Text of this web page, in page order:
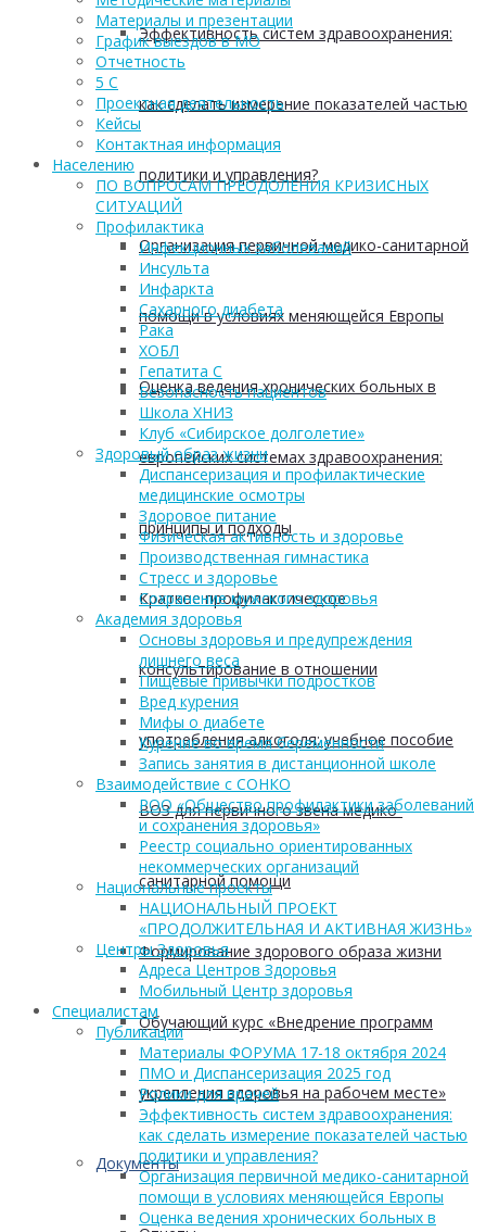
Эффективность систем здравоохранения:
как сделать измерение показателей частью
политики и управления?
Организация первичной медико-санитарной
помощи в условиях меняющейся Европы
Оценка ведения хронических больных в
европейских системах здравоохранения:
принципы и подходы
Краткое профилактическое
консультирование в отношении
употребления алкоголя: учебное пособие
ВОЗ для первичного звена медико-
санитарной помощи
Формирование здорового образа жизни
Обучающий курс «Внедрение программ
укрепления здоровья на рабочем месте»
Документы
Материалы и презентации
График выездов в МО
Отчетность
5 С
Проектная деятельность
Кейсы
Контактная информация
Населению
ПО ВОПРОСАМ ПРЕОДОЛЕНИЯ КРИЗИСНЫХ
СИТУАЦИЙ
Профилактика
Инфекционных заболеваний
Инсульта
Инфаркта
Сахарного диабета
Рака
ХОБЛ
Гепатита С
Безопасность пациентов
Школа ХНИЗ
Клуб «Сибирское долголетие»
Здоровый образ жизни
Диспансеризация и профилактические
медицинские осмотры
Здоровое питание
Физическая активность и здоровье
Производственная гимнастика
Стресс и здоровье
Сохранение мужского здоровья
Академия здоровья
Основы здоровья и предупреждения
лишнего веса
Пищевые привычки подростков
Вред курения
Мифы о диабете
Курение во время беременности
Запись занятия в дистанционной школе
Взаимодействие с СОНКО
РОО «Общество профилактики заболеваний
и сохранения здоровья»
Реестр социально ориентированных
некоммерческих организаций
Национальные проекты
НАЦИОНАЛЬНЫЙ ПРОЕКТ
«ПРОДОЛЖИТЕЛЬНАЯ И АКТИВНАЯ ЖИЗНЬ»
Центры Здоровья
Адреса Центров Здоровья
Мобильный Центр здоровья
Cпециалистам
Публикации
Материалы ФОРУМА 17-18 октября 2024
ПМО и Диспансеризация 2025 год
Ролики для врачей
Эффективность систем здравоохранения:
как сделать измерение показателей частью
политики и управления?
Организация первичной медико-санитарной
помощи в условиях меняющейся Европы
Оценка ведения хронических больных в